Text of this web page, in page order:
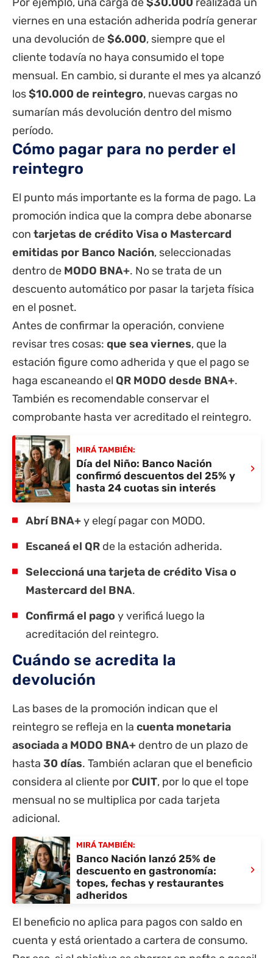
viernes en una estación adherida podría generar
una devolución de$6.000, siempre que el
cliente todavía no haya consumido el tope
mensual. En cambio, si durante el mes ya alcanzó
los$10.000 de reintegro, nuevas cargas no
sumarían más devolución dentro del mismo
período.
Cómo pagar para no perder el
reintegro
El punto más importante es la forma de pago. La
promoción indica que la compra debe abonarse
con tarjetas de crédito Visa o Mastercard
emitidas por Banco Nación, seleccionadas
dentro de MODO BNA+. No se trata de un
descuento automático por pasar la tarjeta física
en el posnet.
Antes de confirmar la operación, conviene
revisar tres cosas: que sea viernes, que la
estación figure como adherida y que el pago se
haga escaneando el QR MODO desde BNA+.
También es recomendable conservar el
comprobante hasta ver acreditado el reintegro.
MIRÁ TAMBIÉN:
Día del Niño: Banco Nación
confirmó descuentos del 25% y
hasta 24 cuotas sin interés
›
Abrí BNA+y elegí pagar con MODO.
Escaneá el QR de la estación adherida.
Seleccioná una tarjeta de crédito Visa o
Mastercard del BNA.
Confirmá el pago y verificá luego la
acreditación del reintegro.
Cuándo se acredita la
devolución
Las bases de la promoción indican que el
reintegro se refleja en la cuenta monetaria
asociada a MODO BNA+ dentro de un plazo de
hasta 30 días. También aclaran que el beneficio
considera al cliente por CUIT, por lo que el tope
mensual no se multiplica por cada tarjeta
adicional.
MIRÁ TAMBIÉN:
Banco Nación lanzó 25% de
descuento en gastronomía:
topes, fechas y restaurantes
adheridos
›
El beneficio no aplica para pagos con saldo en
cuenta y está orientado a cartera de consumo.